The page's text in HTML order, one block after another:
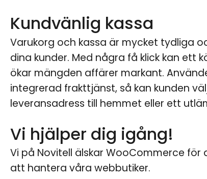
Kundvänlig kassa
Varukorg och kassa är mycket tydliga
dina kunder. Med några få klick kan ett
ökar mängden affärer markant.
integrerad frakttjänst, så kan kunden
leveransadress till hemmet eller ett
Vi hjälper dig igång!
Vi på Novitell älskar WooCommerce
att hantera våra webbutiker.